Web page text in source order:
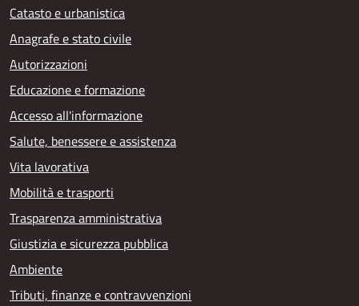
Catasto e urbanistica
Anagrafe e stato civile
Autorizzazioni
Educazione e formazione
Accesso all'informazione
Salute, benessere e assistenza
Vita lavorativa
Mobilità e trasporti
Trasparenza amministrativa
Giustizia e sicurezza pubblica
Ambiente
Tributi, finanze e contravvenzioni